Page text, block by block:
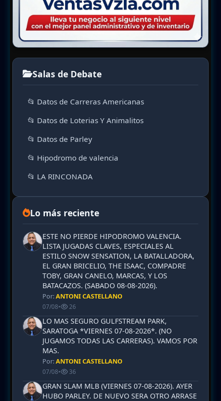
Salas de Debate
📂 Datos de Carreras Americanas
📂 Datos de Loterias Y Animalitos
📂 Datos de Parley
📂 Hipodromo de valencia
📂 LA RINCONADA
Lo más reciente
ESTE NO PIERDE HIPODROMO VALENCIA.
LISTA JUGADAS CLAVES, ESPECIALES AL
ESTILO SNOW SENSATION, LA BATALLADORA,
EL GRAN BRICELIO, THE ISAAC, COMPADRE
TOBY, GRAN CANELO, MARCAS, Y LOS
BATACAZOS. (SABADO 08-08-2026).
Por:ANTONI CASTELLANO
07/08• 26
LO MAS SEGURO GULFSTREAM PARK,
SARATOGA *VIERNES 07-08-2026*. (NO
JUGAMOS TODAS LAS CARRERAS). VAMOS POR
MAS.
Por:ANTONI CASTELLANO
07/08• 36
GRAN SLAM MLB (VIERNES 07-08-2026). AYER
HUBO PARLEY. DE NUEVO SERA OTRO ARRASE